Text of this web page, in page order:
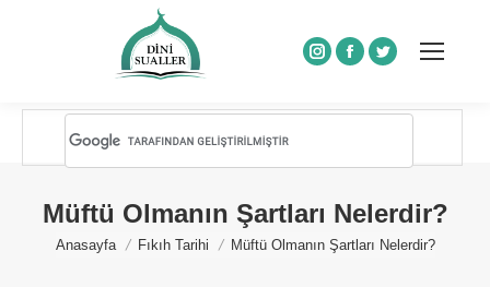
Instagram
Facebook
Twitter
Müftü Olmanın Şartları Nelerdir?
You are here:
Anasayfa Fıkıh Tarihi Müftü Olmanın Şartları Nelerdir?